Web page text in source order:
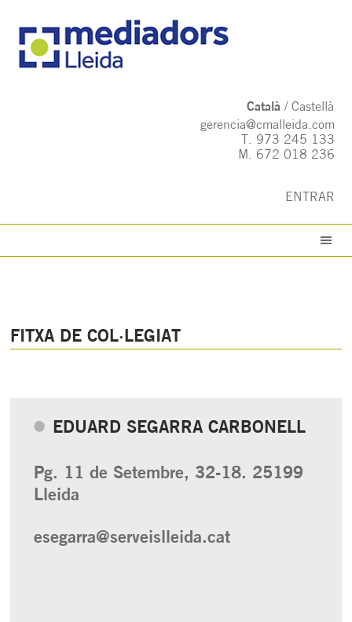
Català
Castellà
gerencia@cmalleida.com
T. 973 245 133
M. 672 018 236
ENTRAR
FITXA DE COL·LEGIAT
EDUARD SEGARRA CARBONELL
Pg. 11 de Setembre, 32-18. 25199
Lleida
esegarra@serveislleida.cat